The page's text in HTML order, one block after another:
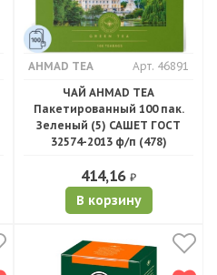
AHMAD TEA
Арт. 46891
ЧАЙ AHMAD TEA
Пакетированный 100 пак.
Зеленый (5) САШЕТ ГОСТ
32574-2013 ф/п (478)
414,16 ₽
В корзину